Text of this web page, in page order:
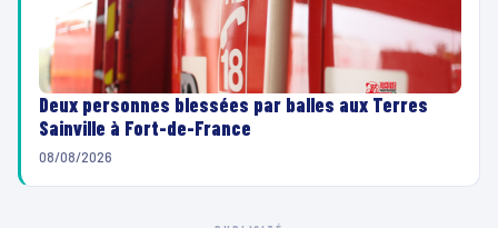
Deux personnes blessées par balles aux Terres
Sainville à Fort-de-France
08/08/2026